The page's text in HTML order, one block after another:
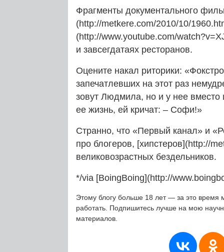
Фрагменты документального
(http://metkere.com/2010/10/
(http://www.youtube.com/
и завсегдатаях ресторанов.
Оцените накал риторики:
запечатлевших на этот раз
зовут Людмила, но и у нее вместо
ее жизнь, ей кричат: – Софи!»
Странно, что «Первый канал» и
про блогеров, [хипстеров](http://
великовозрастных бездельников.
*/via [BoingBoing](http://
Этому блогу больше 18 лет — за это время
работать. Подпишитесь лучше на мою
материалов.